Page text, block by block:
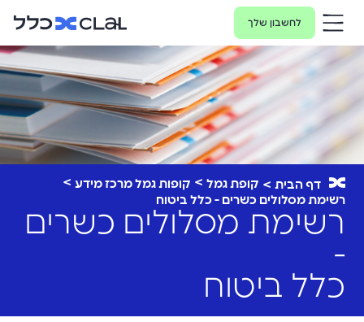
לחשבון שלך
דף הבית קופת גמל
קופות גמל מרכז מידע
רשימת מסלולים כשרים - כלל ביטוח
רשימת מסלולים כשרים
-
כלל ביטוח